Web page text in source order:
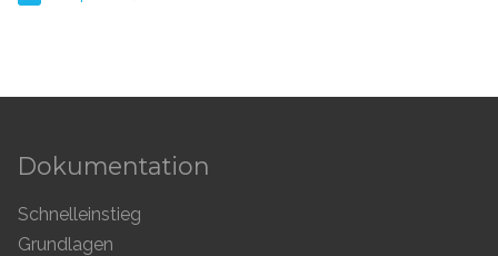
Dokumentation
Schnelleinstieg
Grundlagen